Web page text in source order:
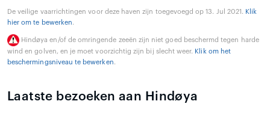
De veilige vaarrichtingen voor deze haven zijn toegevoegd op 13. Jul 2021. Klik
hier om te bewerken.
Hindøya en/of de omringende zeeën zijn niet goed beschermd tegen harde
wind en golven, en je moet voorzichtig zijn bij slecht weer. Klik om het
beschermingsniveau te bewerken.
Laatste bezoeken aan Hindøya